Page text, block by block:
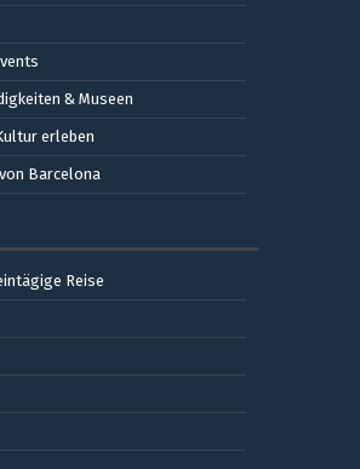
& Museen
erleben
Barcelona
Reise